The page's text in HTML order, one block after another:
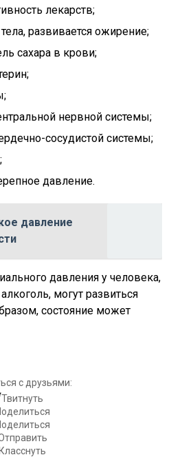
лекарств;
развивается ожирение;
сахара в крови;
нервной системы;
сосудистой системы;
давление.
давление
давления у человека,
могут развиться
состояние может
с друзьями:
Твитнуть
Класснуть